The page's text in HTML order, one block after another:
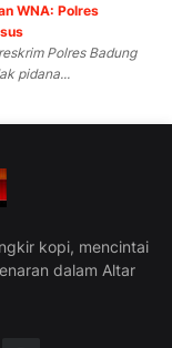
WNA: Polres
Polres Badung
pidana...
kopi, mencintai
dalam Altar